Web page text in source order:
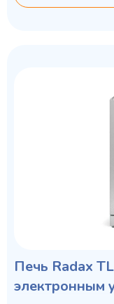
Печь Radax
электронным